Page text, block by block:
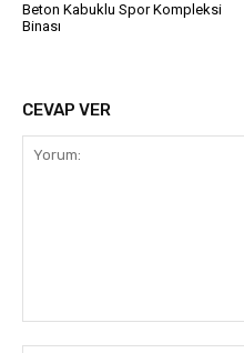
Beton Kabuklu Spor Kompleksi
Binası
CEVAP VER